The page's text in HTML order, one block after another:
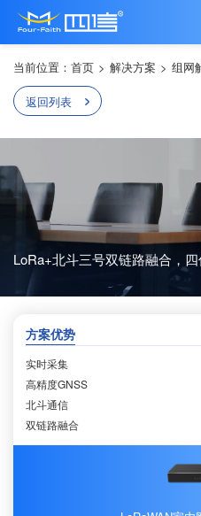
当前位置： 首页 > 解决方案 > 组网
返回列表
LoRa+北斗三号双链路融合，
方案优势
实时采集
高精度GNSS
北斗通信
双链路融合